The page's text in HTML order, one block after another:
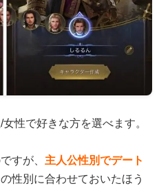
性で好きな方を選べます。
すが、 主人公性別でデート
性別に合わせておいたほう